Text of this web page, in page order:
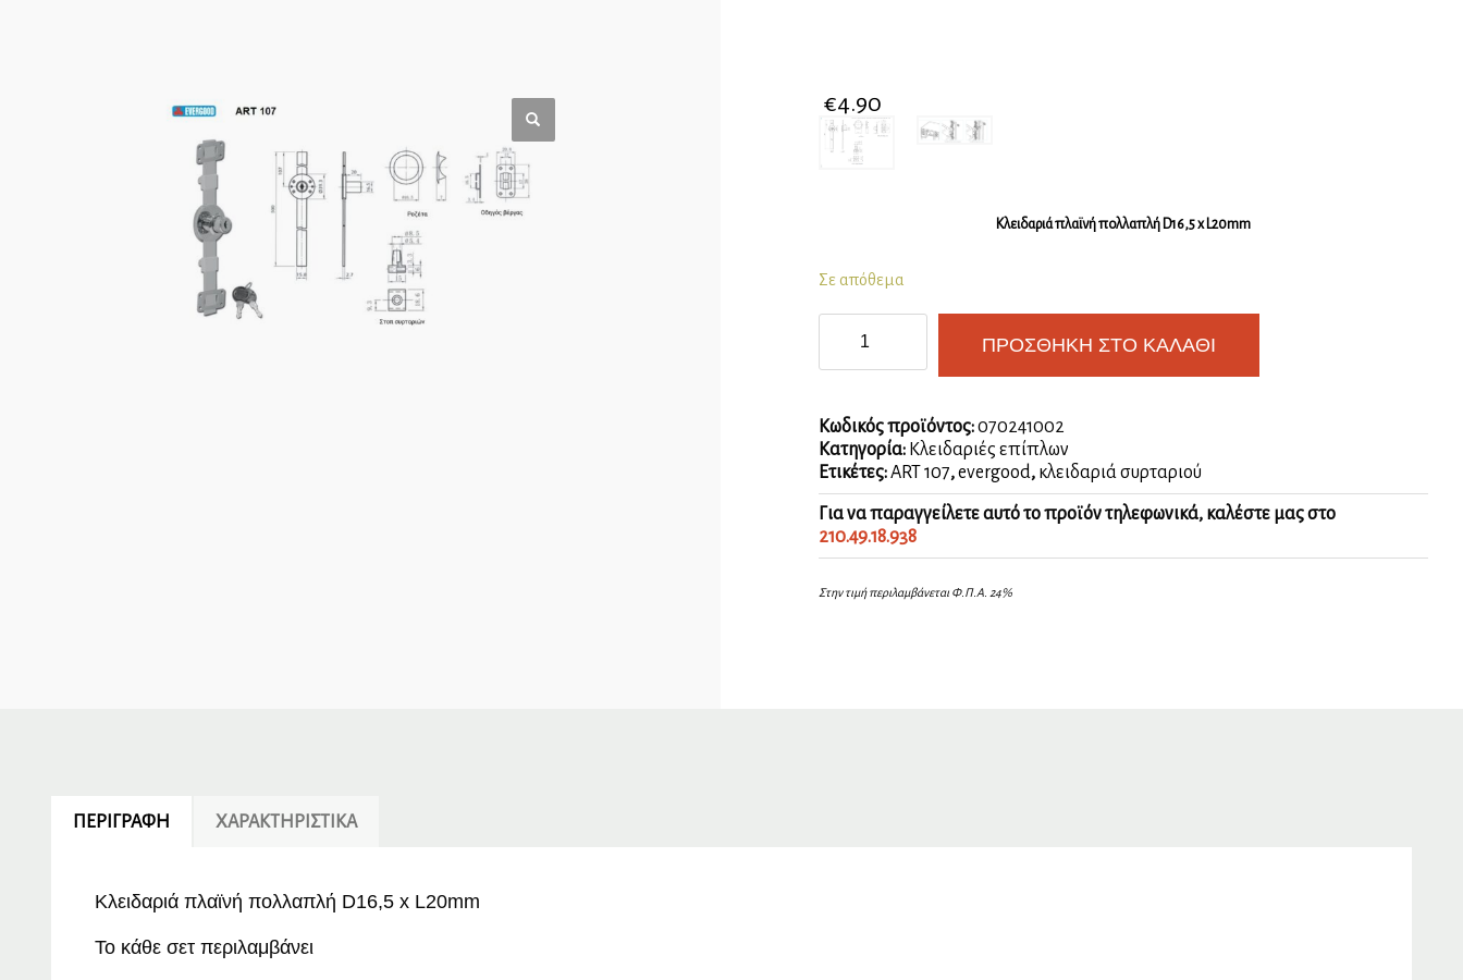
€4.90
Κλειδαριά πλαϊνή πολλαπλή D16,5 x L20mm
Σε απόθεμα
πλαϊνή
πολλαπλή
x
L20mm
ποσότητα
ΠΡΟΣΘΉΚΗ ΣΤΟ ΚΑΛΆΘΙ
Κωδικός προϊόντος:070241002
Κατηγορία: Κλειδαριές επίπλων
Ετικέτες:ART 107,evergood, κλειδαριά συρταριού
Για να παραγγείλετε αυτό το προϊόν τηλεφωνικά, καλέστε μας στο
210.49.18.938
Στην τιμή περιλαμβάνεται Φ.Π.Α. 24%
ΠΕΡΙΓΡΑΦΉ ΧΑΡΑΚΤΗΡΙΣΤΙΚΆ
Κλειδαριά πλαϊνή πολλαπλή D16,5 x L20mm
Το κάθε σετ περιλαμβάνει